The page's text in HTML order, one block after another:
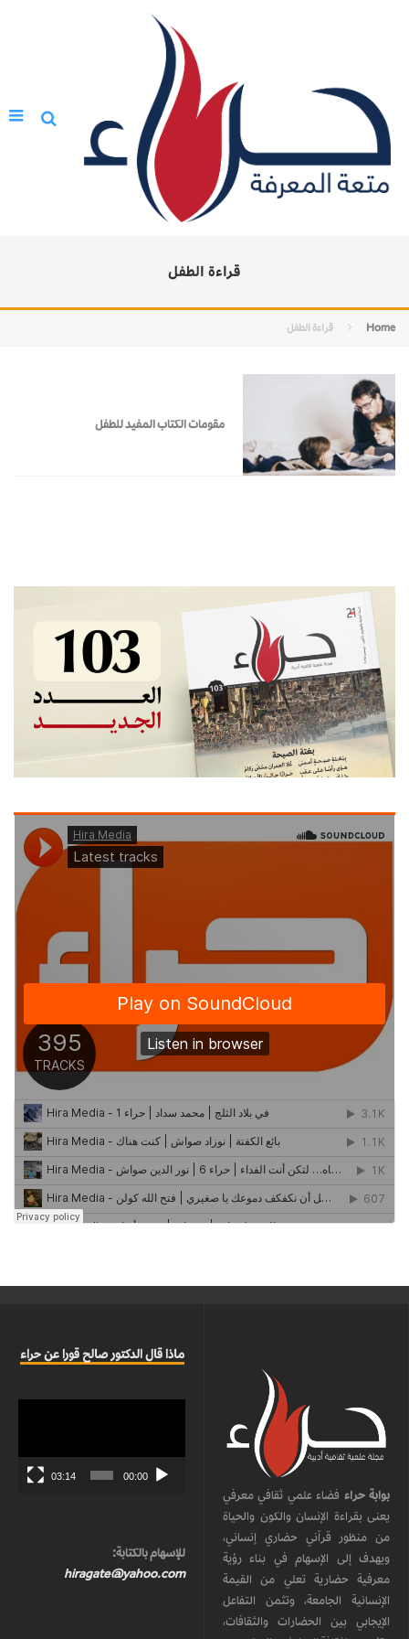
قراءة الطفل
Home قراءة الطفل
مقومات الكتاب المفيد للطفل
بوابة حراء فضاء علمي ثقافي معرفي
يعنى بقراءة الإنسان والكون والحياة
من منظور قرآني حضاري إنساني،
ويهدف إلى الإسهام في بناء رؤية
معرفية حضارية تعلي من القيمة
الإنسانية الجامعة، وتثمن التفاعل
الإيجابي بين الحضارات والثقافات،
ماذا قال الدكتور صالح قورا عن حراء
00:00
03:14
للإسهام بالكتابة:
hiragate@yahoo.com